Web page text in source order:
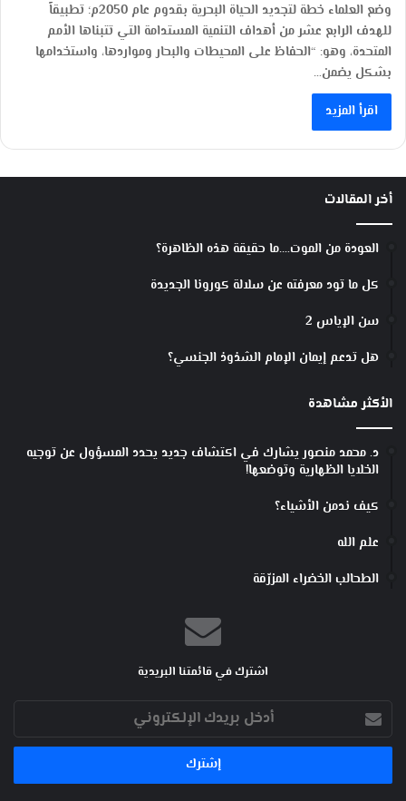
وضع العلماء خطة لتجديد الحياة البحرية بقدوم عام 2050م؛ تطبيقاً
للهدف الرابع عشر من أهداف التنمية المستدامة التي تتبناها الأمم
المتحدة، وهو: “الحفاظ على المحيطات والبحار ومواردها، واستخدامها
بشكل يضمن…
اقرأ المزيد
أخر المقالات
العودة من الموت….ما حقيقة هذه الظاهرة؟
كل ما تود معرفته عن سلالة كورونا الجديدة
سن الإياس 2
هل تدعم إيمان الإمام الشذوذ الجنسي؟
الأكثر مشاهدة
د. محمد منصور يشارك في اكتشاف جديد يحدد المسؤول عن توجيه
الخلايا الظهارية وتوضعها!
كيف ندمن الأشياء؟
علم الله
الطحالب الخضراء المزرّقة
اشترك في قائمتنا البريدية
أدخل
بريدك
الإلكتروني